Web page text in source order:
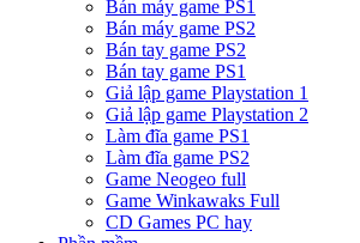
Bán máy game PS1
Bán máy game PS2
Bán tay game PS2
Bán tay game PS1
Giả lập game Playstation 1
Giả lập game Playstation 2
Làm đĩa game PS1
Làm đĩa game PS2
Game Neogeo full
Game Winkawaks Full
CD Games PC hay